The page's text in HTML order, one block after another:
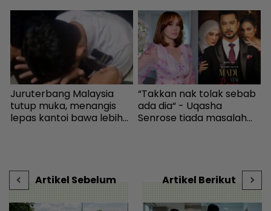
Juruterbang Malaysia
tutup muka, menangis
lepas kantoi bawa lebih
“Takkan nak tolak sebab
ada dia“ - Uqasha
Senrose tiada masalah
Artikel Sebelum Artikel Berikut